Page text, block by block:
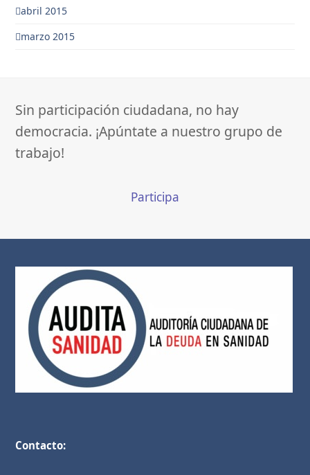
abril 2015
marzo 2015
Sin participación ciudadana, no hay
democracia. ¡Apúntate a nuestro grupo de
trabajo!
Participa
Contacto: